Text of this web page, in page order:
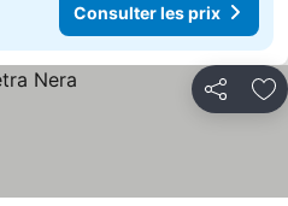
Consulter les prix
Partager